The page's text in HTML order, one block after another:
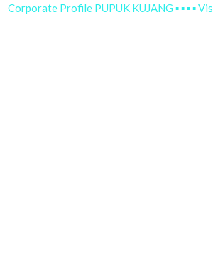
Corporate Profile PUPUK KUJANG ▪ ▪ ▪ ▪ Vis